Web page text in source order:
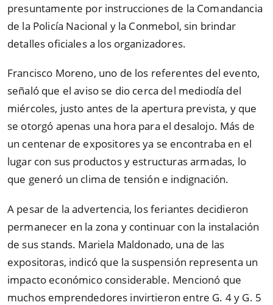
presuntamente por instrucciones de la Comandancia
de la Policía Nacional y la Conmebol, sin brindar
detalles oficiales a los organizadores.
Francisco Moreno, uno de los referentes del evento,
señaló que el aviso se dio cerca del mediodía del
miércoles, justo antes de la apertura prevista, y que
se otorgó apenas una hora para el desalojo. Más de
un centenar de expositores ya se encontraba en el
lugar con sus productos y estructuras armadas, lo
que generó un clima de tensión e indignación.
A pesar de la advertencia, los feriantes decidieron
permanecer en la zona y continuar con la instalación
de sus stands. Mariela Maldonado, una de las
expositoras, indicó que la suspensión representa un
impacto económico considerable. Mencionó que
muchos emprendedores invirtieron entre G. 4 y G. 5